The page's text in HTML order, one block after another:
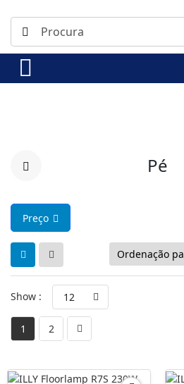
Pé
Preço
Show : 12
1 2